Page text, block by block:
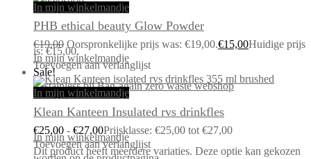
In mijn winkelmandje
PHB ethical beauty Glow Powder
€19,00 Oorspronkelijke prijs was: €19,00.€15,00Huidige prijs
is: €15,00.
In mijn winkelmandje
Toevoegen aan verlanglijst
Sale!
In mijn winkelmandje
Klean Kanteen Insulated rvs drinkfles
€25,00 - €27,00Prijsklasse: €25,00 tot €27,00
In mijn winkelmandje
Toevoegen aan verlanglijst
Dit product heeft meerdere variaties. Deze optie kan gekozen